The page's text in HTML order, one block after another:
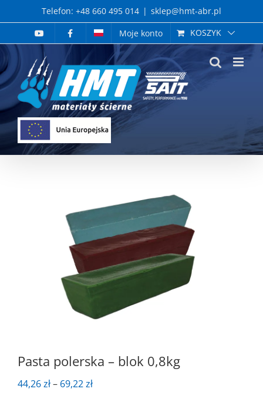
to
Telefon: +48 660 495 014 | sklep@hmt-abr.pl
Moje konto
KOSZYK
Pasta polerska – blok 0,8kg
44,26zł– 69,22złZakres